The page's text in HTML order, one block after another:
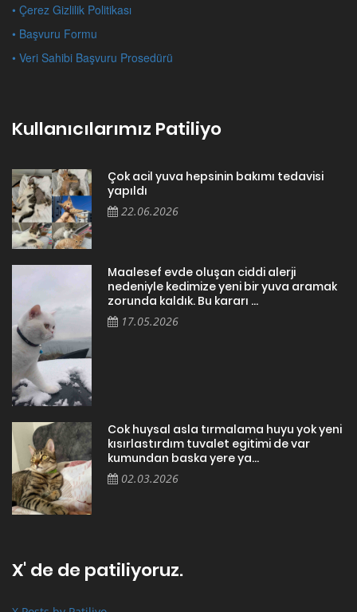
• Çerez Gizlilik Politikası
• Başvuru Formu
• Veri Sahibi Başvuru Prosedürü
Kullanıcılarımız Patiliyo
Çok acil yuva hepsinin bakımı tedavisi
yapıldı
22.06.2026
Maalesef evde oluşan ciddi alerji
nedeniyle kedimize yeni bir yuva aramak
zorunda kaldık. Bu kararı ...
17.05.2026
Cok huysal asla tırmalama huyu yok yeni
kısırlastırdım tuvalet egitimi de var
kumundan baska yere ya...
02.03.2026
X' de de patiliyoruz.